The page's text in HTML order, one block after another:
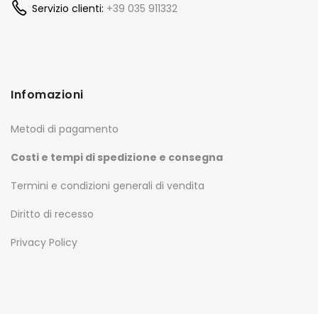
Servizio clienti: +39 035 911332
Infomazioni
Metodi di pagamento
Costi e tempi di spedizione e consegna
Termini e condizioni generali di vendita
Diritto di recesso
Privacy Policy